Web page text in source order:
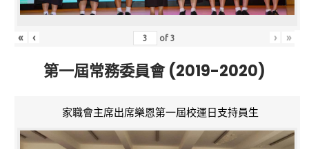
« ‹ of3 › »
第一屆常務委員會 (2019-2020)
家職會主席出席樂恩第一屆校運日支持員生